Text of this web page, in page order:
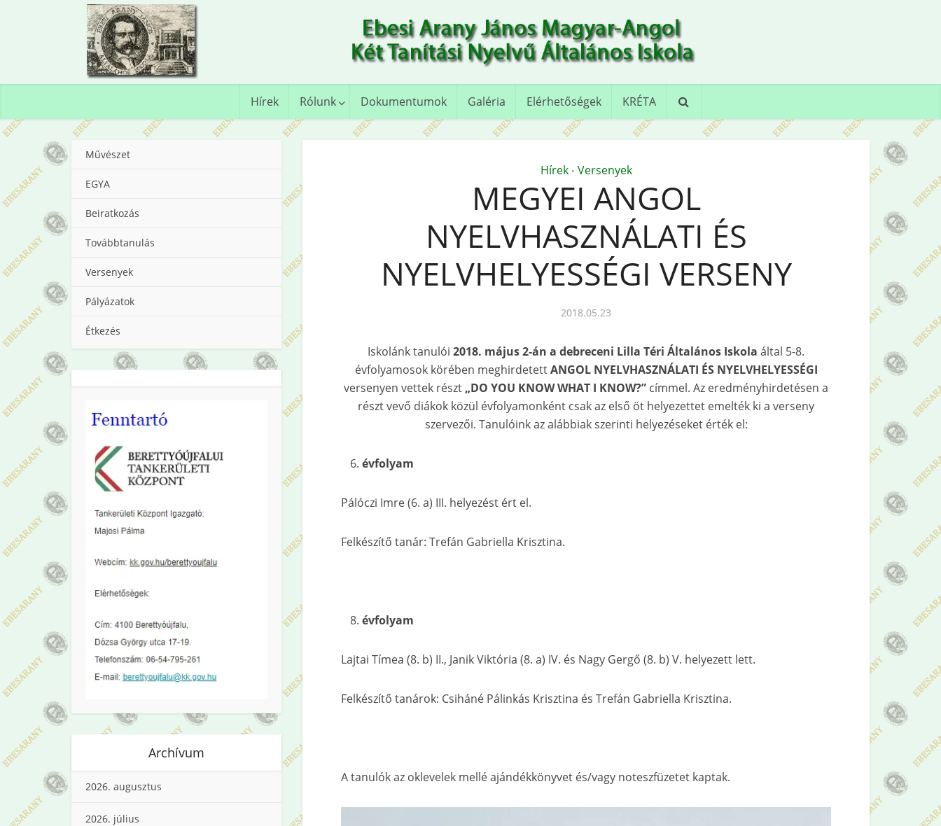
Hírek Rólunk Dokumentumok Galéria Elérhetőségek KRÉTA
Művészet
EGYA
Beiratkozás
Továbbtanulás
Versenyek
Pályázatok
Étkezés
Archívum
2026. augusztus
2026. július
Hírek • Versenyek
MEGYEI ANGOL
NYELVHASZNÁLATI ÉS
NYELVHELYESSÉGI VERSENY
2018.05.23
Iskolánk tanulói 2018. május 2-án a debreceni Lilla Téri Általános Iskola által 5-8.
évfolyamosok körében meghirdetettANGOL NYELVHASZNÁLATI ÉS NYELVHELYESSÉGI
versenyen vettek részt „DO YOU KNOW WHAT I KNOW?” címmel. Az eredményhirdetésen a
részt vevő diákok közül évfolyamonként csak az első öt helyezettet emelték ki a verseny
szervezői. Tanulóink az alábbiak szerinti helyezéseket érték el:
évfolyam
Pálóczi Imre (6. a) III. helyezést ért el.
Felkészítő tanár: Trefán Gabriella Krisztina.
évfolyam
Lajtai Tímea (8. b) II., Janik Viktória (8. a) IV. és Nagy Gergő (8. b) V. helyezett lett.
Felkészítő tanárok: Csiháné Pálinkás Krisztina és Trefán Gabriella Krisztina.
A tanulók az oklevelek mellé ajándékkönyvet és/vagy noteszfüzetet kaptak.